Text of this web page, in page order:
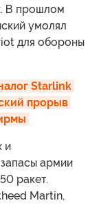
В прошлом
умолял
для обороны
Starlink
прорыв
и
армии
ракет.
Martin,